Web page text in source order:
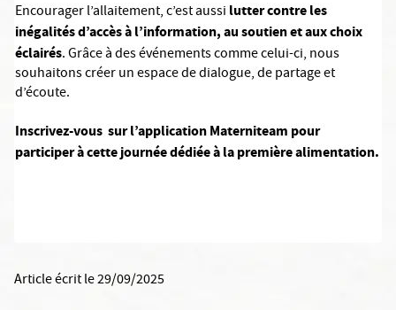
Encourager l’allaitement, c’est aussi lutter contre les
inégalités d’accès à l’information, au soutien et aux choix
éclairés. Grâce à des événements comme celui-ci, nous
souhaitons créer un espace de dialogue, de partage et
d’écoute.
Inscrivez-vous sur l’application Materniteam pour
participer à cette journée dédiée à la première alimentation.
Article écrit le 29/09/2025